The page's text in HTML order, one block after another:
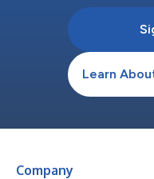
Learn
Company